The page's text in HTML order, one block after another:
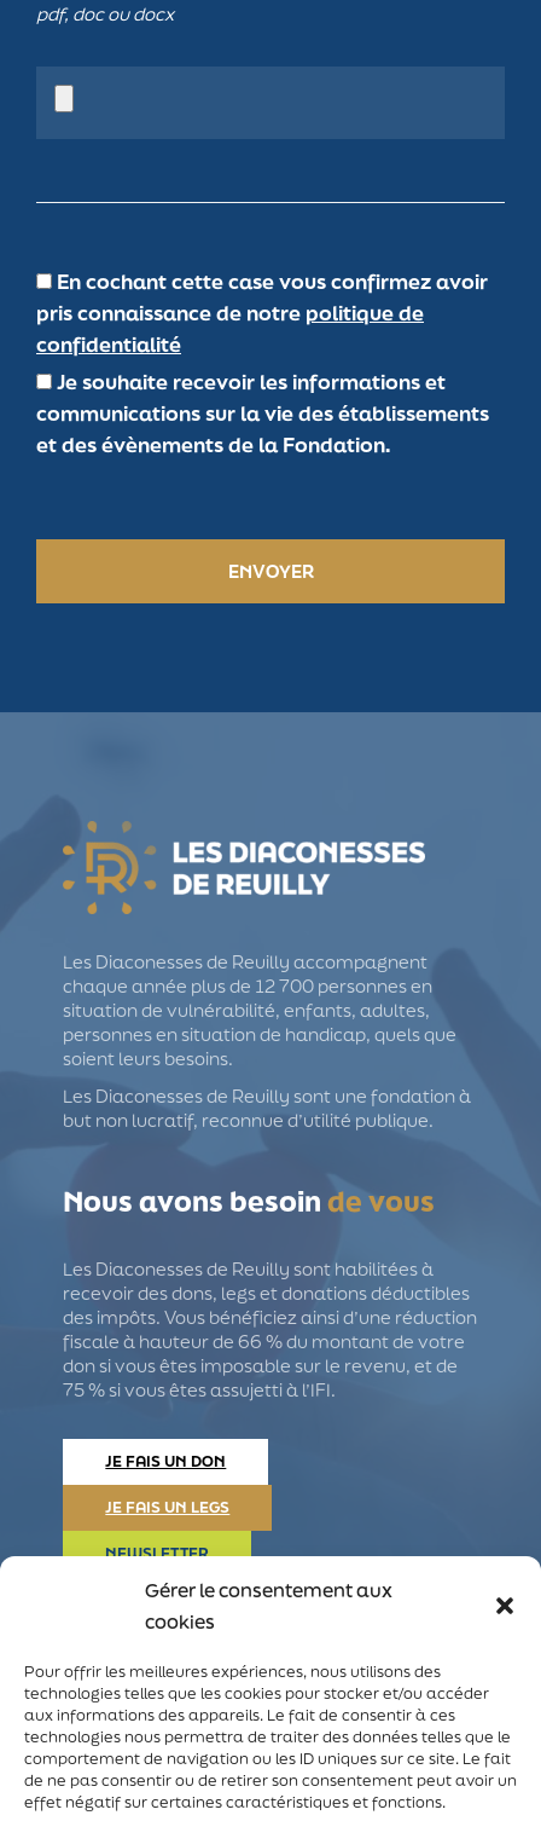
Gérer le consentement aux
cookies
Pour offrir les meilleures expériences, nous utilisons des
technologies telles que les cookies pour stocker et/ou accéder
aux informations des appareils. Le fait de consentir à ces
technologies nous permettra de traiter des données telles que le
comportement de navigation ou les ID uniques sur ce site. Le fait
de ne pas consentir ou de retirer son consentement peut avoir un
effet négatif sur certaines caractéristiques et fonctions.
pdf, doc ou docx
En cochant cette case vous confirmez avoir
pris connaissance de notre politique de
confidentialité
Je souhaite recevoir les informations et
communications sur la vie des établissements
et des évènements de la Fondation.
Les Diaconesses de Reuilly accompagnent
chaque année plus de 12 700 personnes en
situation de vulnérabilité, enfants, adultes,
personnes en situation de handicap, quels que
soient leurs besoins.
Les Diaconesses de Reuilly sont une fondation à
but non lucratif, reconnue d’utilité publique.
Nous avons besoinde vous
Les Diaconesses de Reuilly sont habilitées à
recevoir des dons, legs et donations déductibles
des impôts. Vous bénéficiez ainsi d’une réduction
fiscale à hauteur de 66 % du montant de votre
don si vous êtes imposable sur le revenu, et de
75 % si vous êtes assujetti à l’IFI.
JE FAIS UN DON
JE FAIS UN LEGS
NEWSLETTER
suivre
facebook
linkedininstagram
youtube